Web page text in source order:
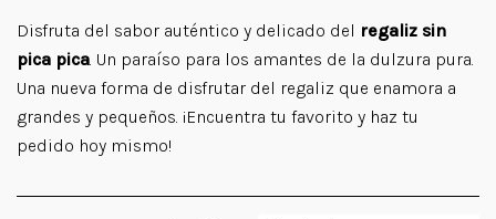
Disfruta del sabor auténtico y delicado del regaliz sin
pica pica. Un paraíso para los amantes de la dulzura pura.
Una nueva forma de disfrutar del regaliz que enamora a
grandes y pequeños. ¡Encuentra tu favorito y haz tu
pedido hoy mismo!